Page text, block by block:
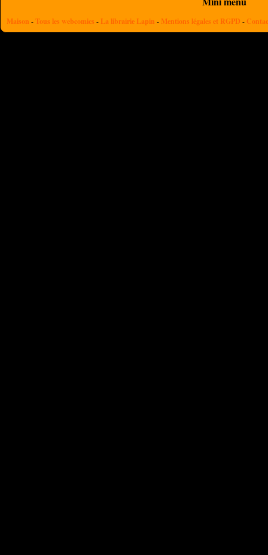
Maison -Tous les webcomics - La librairie Lapin - Mentions légales et RGPD -